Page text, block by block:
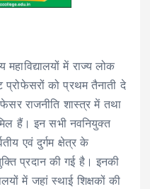
महाविद्यालयों में राज्य लोक
को प्रथम तैनाती दे
राजनीति शास्त्र में तथा
हैं। इन सभी नवनियुक्त
एवं दुर्गम क्षेत्र के
प्रदान की गई है। इनकी
में जहां स्थाई शिक्षकों की